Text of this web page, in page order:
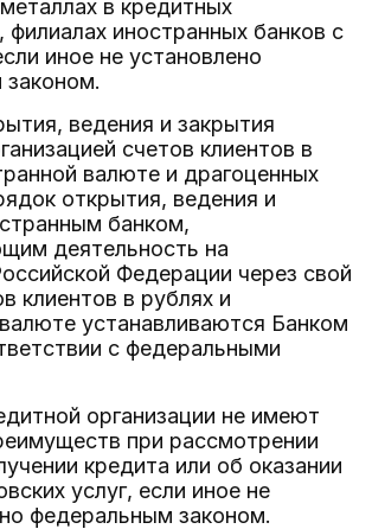
в кредитных
филиалах иностранных банков с
иное не установлено
ведения и закрытия
счетов клиентов в
валюте и драгоценных
открытия, ведения и
банком,
деятельность на
Федерации через свой
клиентов в рублях и
устанавливаются Банком
с федеральными
организации не имеют
при рассмотрении
кредита или об оказании
услуг, если иное не
федеральным законом.